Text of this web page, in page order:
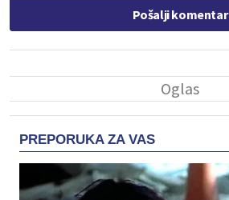
Pošalji komentar
PREPORUKA ZA VAS